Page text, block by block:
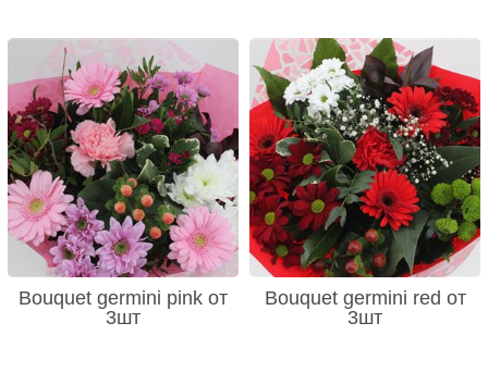
Bouquet germini pink от
3шт
Bouquet germini red от
3шт